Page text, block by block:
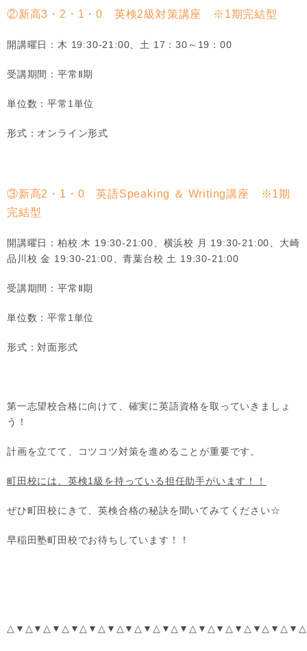
②新高3・2・1・0 英検2級対策講座 ※1期完結型
開講曜日：木 19:30-21:00、土 17：30～19：00
受講期間：平常Ⅱ期
単位数：平常1単位
形式：オンライン形式
③新高2・1・0 英語Speaking ＆ Writing講座 ※1期
完結型
開講曜日：柏校 木 19:30-21:00、横浜校 月 19:30-21:00、大崎
品川校 金 19:30-21:00、青葉台校 土 19:30-21:00
受講期間：平常Ⅱ期
単位数：平常1単位
形式：対面形式
第一志望校合格に向けて、確実に英語資格を取っていきましょ
う！
計画を立てて、コツコツ対策を進めることが重要です。
町田校には、英検1級を持っている担任助手がいます！！
ぜひ町田校にきて、英検合格の秘訣を聞いてみてください☆
早稲田塾町田校でお待ちしています！！